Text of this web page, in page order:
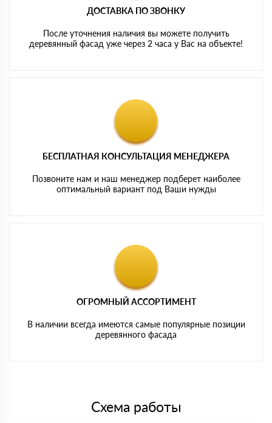
ДОСТАВКА ПО ЗВОНКУ
После уточнения наличия вы можете получить
деревянный фасад уже через 2 часа у Вас на объекте!
БЕСПЛАТНАЯ КОНСУЛЬТАЦИЯ МЕНЕДЖЕРА
Позвоните нам и наш менеджер подберет наиболее
оптимальный вариант под Ваши нужды
ОГРОМНЫЙ АССОРТИМЕНТ
В наличии всегда имеются самые популярные позиции
деревянного фасада
Схема работы